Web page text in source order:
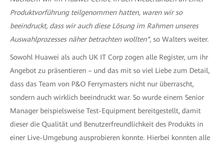
Produktvorführung teilgenommen hatten, waren wir so
beeindruckt, dass wir auch diese Lösung im Rahmen unseres
Auswahlprozesses näher betrachten wollten“, so Walters weiter.
Sowohl Huawei als auch UK IT Corp zogen alle Register, um ihr
Angebot zu präsentieren – und das mit so viel Liebe zum Detail,
dass das Team von P&O Ferrymasters nicht nur überrascht,
sondern auch wirklich beeindruckt war. So wurde einem Senior
Manager beispielsweise Test-Equipment bereitgestellt, damit
dieser die Qualität und Benutzerfreundlichkeit des Produkts in
einer Live-Umgebung ausprobieren konnte. Hierbei konnten alle